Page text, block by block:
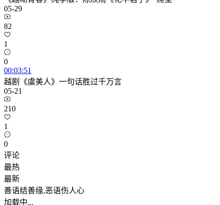
05-29
82
1
0
00:03:51
越剧《虞美人》一句话胜过千万言
05-21
210
1
0
评论
最热
最新
善语结善缘,恶语伤人心
加载中...